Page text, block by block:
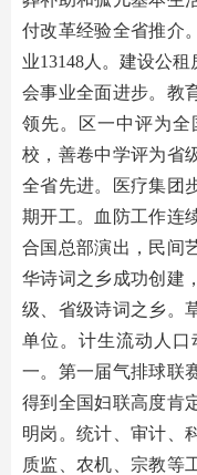
付改革经验全省推介
业13148人。建设公
会事业全面进步。教
领先。区一中评为
校，善卷中学评为省
全省先进。医疗集团
期开工。血防工作连
合国总部演出，民间
华诗词之乡成功创建
级、省级诗词之乡。
单位。计生流动人
一。第一届气排球联
得到全国妇联高度肯
明岗。统计、审计、
质监、农机、宗教等